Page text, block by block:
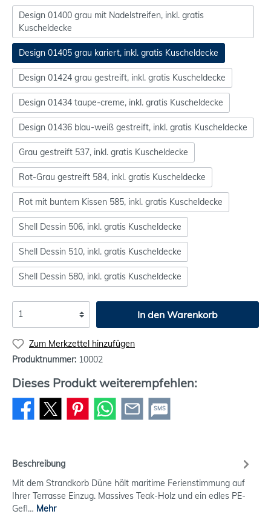
Design 01400 grau mit Nadelstreifen, inkl. gratis
Kuscheldecke
Design 01405 grau kariert, inkl. gratis Kuscheldecke
Design 01424 grau gestreift, inkl. gratis Kuscheldecke
Design 01434 taupe-creme, inkl. gratis Kuscheldecke
Design 01436 blau-weiß gestreift, inkl. gratis Kuscheldecke
Grau gestreift 537, inkl. gratis Kuscheldecke
Rot-Grau gestreift 584, inkl. gratis Kuscheldecke
Rot mit buntem Kissen 585, inkl. gratis Kuscheldecke
Shell Dessin 506, inkl. gratis Kuscheldecke
Shell Dessin 510, inkl. gratis Kuscheldecke
Shell Dessin 580, inkl. gratis Kuscheldecke
In den Warenkorb
Zum Merkzettel hinzufügen
Produktnummer: 10002
Dieses Produkt weiterempfehlen:
SMS
Beschreibung
Mit dem Strandkorb Düne hält maritime Ferienstimmung auf
Ihrer Terrasse Einzug. Massives Teak-Holz und ein edles PE-
Gefl… Mehr